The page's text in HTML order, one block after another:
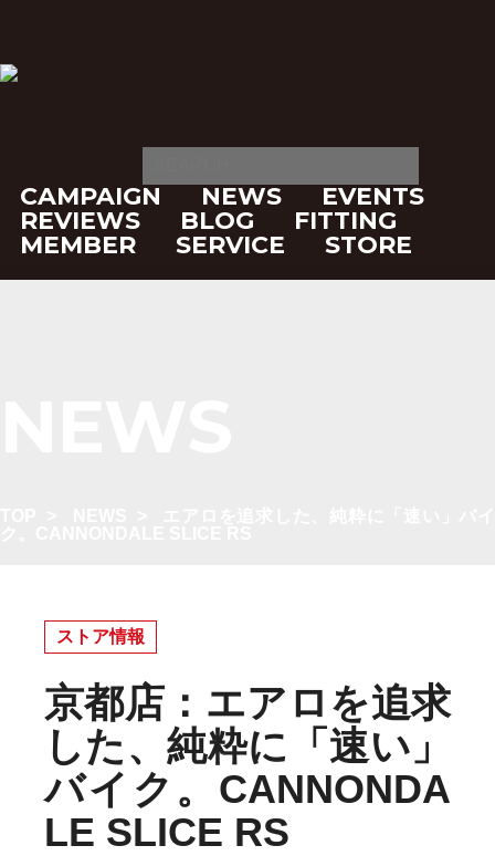
CAMPAIGN NEWS
EVENTS
REVIEWS
BLOG
FITTING
MEMBER
SERVICE STORE
ストア情報
京都店：エアロを追求
した、純粋に「速い」
バイク。CANNONDA
LE SLICE RS